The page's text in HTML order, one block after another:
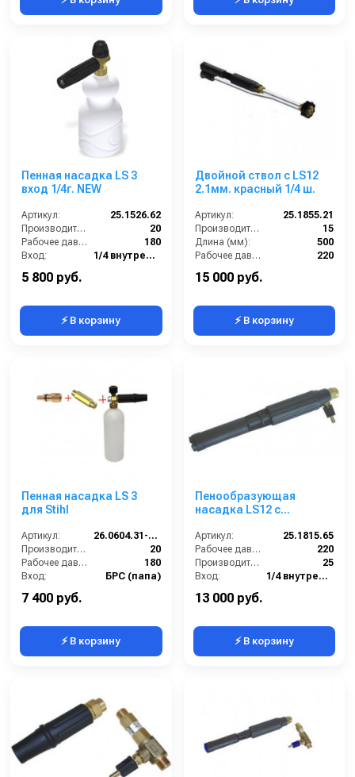
Пенная насадка LS 3
вход 1/4г. NEW
Артикул:
25.1526.62
Производительность (л/мин):
20
Рабочее давление (бар):
180
Вход:
1/4 внутренняя резьба
5 800 руб.
⚡ В корзину
Двойной ствол с LS12
2.1мм. красный 1/4 ш.
Артикул:
25.1855.21
Производительность (л/мин):
15
Длина (мм):
500
Рабочее давление (бар):
220
15 000 руб.
⚡ В корзину
Пенная насадка LS 3
для Stihl
Артикул:
26.0604.31-ST
Производительность (л/мин):
20
Рабочее давление (бар):
180
Вход:
БРС (папа)
7 400 руб.
⚡ В корзину
Пенообразующая
насадка LS12 с
(нерж) вход 1/4г -
форсунка 1.5 мм
Артикул:
25.1815.65
Рабочее давление (бар):
220
Производительность (л/мин):
25
Вход:
1/4 внутренняя резьба
13 000 руб.
⚡ В корзину